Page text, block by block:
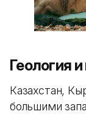
Геология
Казахстан,
большими